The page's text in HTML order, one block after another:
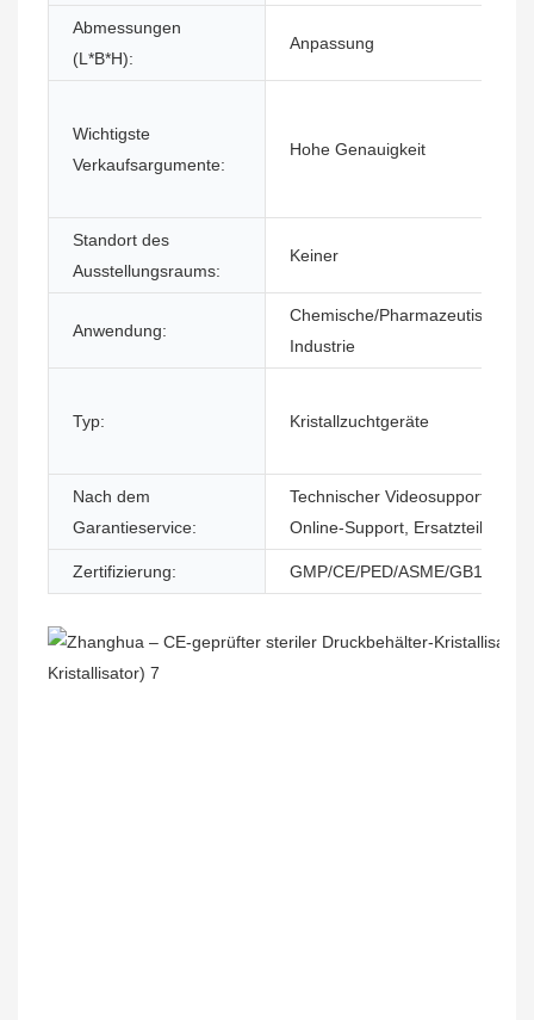
Abmessungen
(L*B*H):
Anpassung
Wichtigste
Verkaufsargumente:
Hohe Genauigkeit
Standort des
Ausstellungsraums:
Keiner
Anwendung:
Chemische/Pharmazeutische
Industrie
Typ: Kristallzuchtgeräte
Nach dem
Garantieservice:
Technischer Videosupport,
Online-Support, Ersatzteile
Zertifizierung: GMP/CE/PED/ASME/GB150